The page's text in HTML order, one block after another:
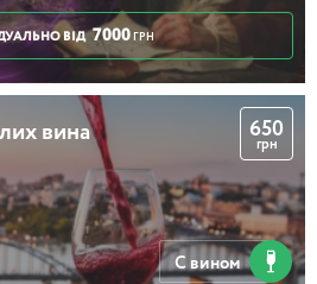
парку
ВІД 7000 ГРН
вина 650
грн
С вином